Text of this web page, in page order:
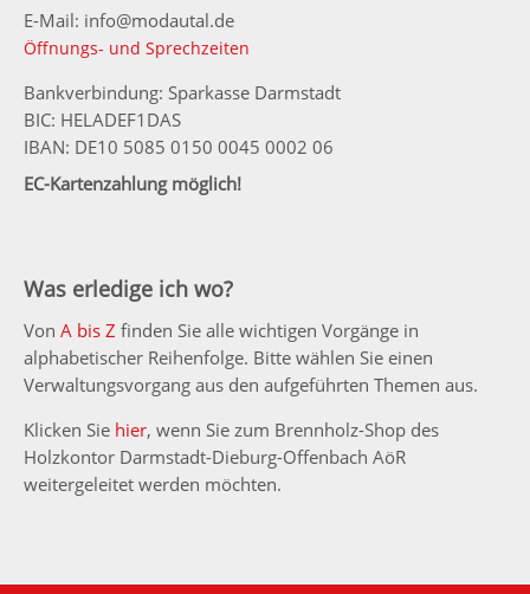
E-Mail: info@modautal.de
Öffnungs- und Sprechzeiten
Bankverbindung: Sparkasse Darmstadt
BIC: HELADEF1DAS
IBAN: DE10 5085 0150 0045 0002 06
EC-Kartenzahlung möglich!
Was erledige ich wo?
Von A bis Z finden Sie alle wichtigen Vorgänge in
alphabetischer Reihenfolge. Bitte wählen Sie einen
Verwaltungsvorgang aus den aufgeführten Themen aus.
Klicken Sie hier, wenn Sie zum Brennholz-Shop des
Holzkontor Darmstadt-Dieburg-Offenbach AöR
weitergeleitet werden möchten.